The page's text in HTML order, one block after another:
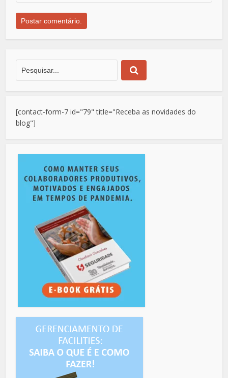
[contact-form-7 id="79" title="Receba as novidades do
blog"]